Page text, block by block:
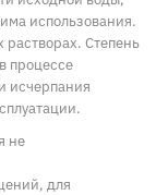
использования.
Степень
процессе
исчерпания
не
для